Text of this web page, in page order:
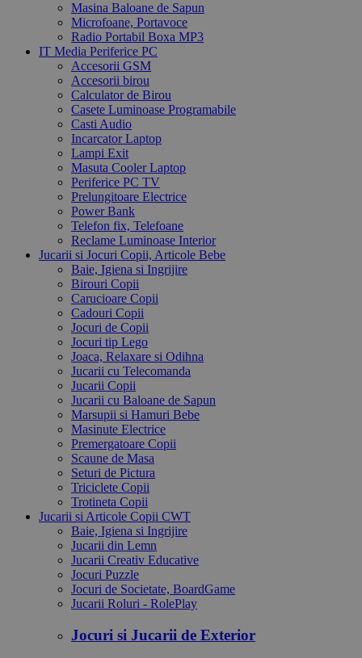
Masina Baloane de Sapun
Microfoane, Portavoce
Radio Portabil Boxa MP3
IT Media Periferice PC
Accesorii GSM
Accesorii birou
Calculator de Birou
Casete Luminoase Programabile
Casti Audio
Incarcator Laptop
Lampi Exit
Masuta Cooler Laptop
Periferice PC TV
Prelungitoare Electrice
Power Bank
Telefon fix, Telefoane
Reclame Luminoase Interior
Jucarii si Jocuri Copii, Articole Bebe
Baie, Igiena si Ingrijire
Birouri Copii
Carucioare Copii
Cadouri Copii
Jocuri de Copii
Jocuri tip Lego
Joaca, Relaxare si Odihna
Jucarii cu Telecomanda
Jucarii Copii
Jucarii cu Baloane de Sapun
Marsupii si Hamuri Bebe
Masinute Electrice
Premergatoare Copii
Scaune de Masa
Seturi de Pictura
Triciclete Copii
Trotineta Copii
Jucarii si Articole Copii CWT
Baie, Igiena si Ingrijire
Jucarii din Lemn
Jucarii Creativ Educative
Jocuri Puzzle
Jocuri de Societate, BoardGame
Jucarii Roluri - RolePlay
Jocuri si Jucarii de Exterior